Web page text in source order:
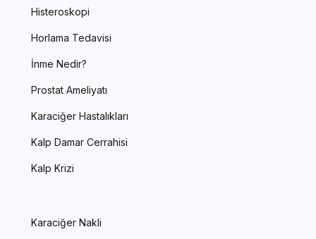
Histeroskopi
Horlama Tedavisi
İnme Nedir?
Prostat Ameliyatı
Karaciğer Hastalıkları
Kalp Damar Cerrahisi
Kalp Krizi
Karaciğer Nakli